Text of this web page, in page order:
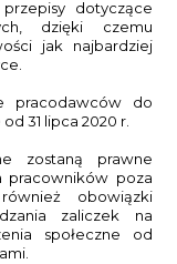
dotyczące
dzięki czemu
jak najbardziej
pracodawców do
31 lipca 2020 r.
zostaną prawne
pracowników poza
obowiązki
zaliczek na
społeczne od